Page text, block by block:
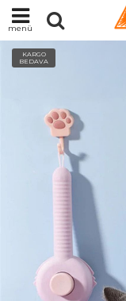
menü
KARGO
BEDAVA